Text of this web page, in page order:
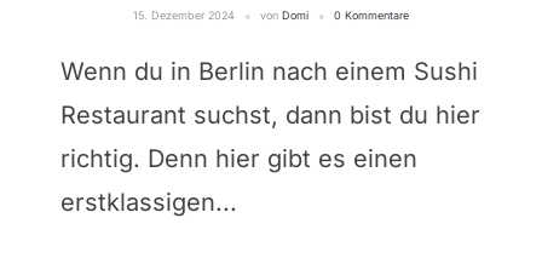
15. Dezember 2024 von Domi 0 Kommentare
Wenn du in Berlin nach einem Sushi
Restaurant suchst, dann bist du hier
richtig. Denn hier gibt es einen
erstklassigen...